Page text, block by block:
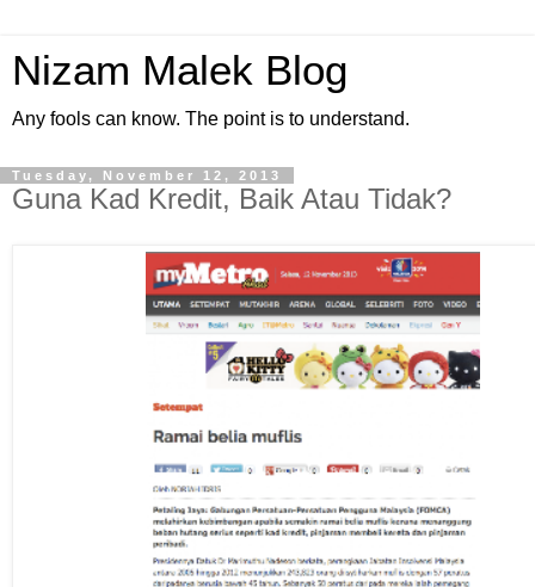
Nizam Malek Blog
Any fools can know. The point is to understand.
Tuesday, November 12, 2013
Guna Kad Kredit, Baik Atau Tidak?